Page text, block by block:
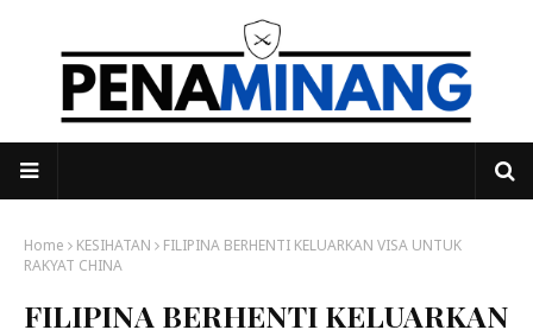
Home KESIHATAN
FILIPINA BERHENTI KELUARKAN VISA UNTUK
RAKYAT CHINA
FILIPINA BERHENTI KELUARKAN